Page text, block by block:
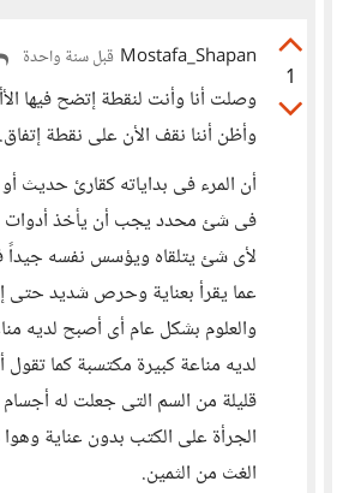
1
Mostafa_Shapan قبل سنة واحدة
وصلت أنا وأنت لنقطة إتضح فيها
وأظن أننا نقف الأن على نقطة إتفاق.
أن المرء فى بداياته كقارئ حديث
فى شئ محدد يجب أن يأخذ أدوات
لأى شئ يتلقاه ويؤسس نفسه جيداً
عما يقرأ بعناية وحرص شديد حتى
والعلوم بشكل عام أى أصبح لديه
لديه مناعة كبيرة مكتسبة كما تقول
قليلة من السم التى جعلت له
الجرأة على الكتب بدون عناية
الغث من الثمين.